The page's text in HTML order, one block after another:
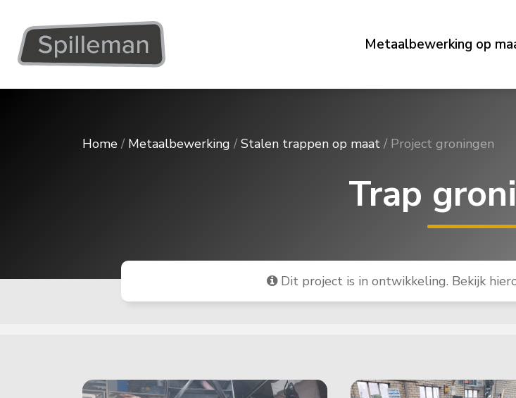
Metaalbewerking op
Home / Metaalbewerking / Stalen trappen op maat / Project groningen
Trap
Dit project is in ontwikkeling. Bekijk